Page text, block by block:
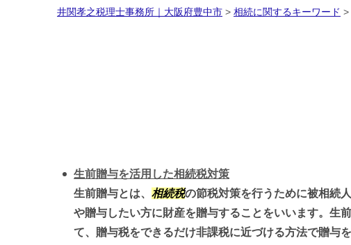
井関孝之税理士事務所｜大阪府豊中市 > 相続に関するキーワード >
生前贈与を活用した相続税対策
生前贈与とは、 相続税の節税対策を行うために被相続
や贈与したい方に財産を贈与することをいいます。生
て、贈与税をできるだけ非課税に近づける方法で贈与を